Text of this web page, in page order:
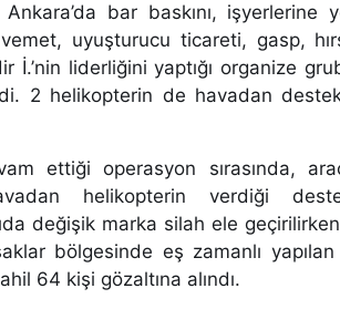
bar baskını, işyerlerine
uyuşturucu ticareti, gasp,
İ.’nin liderliğini yaptığı organize
2 helikopterin de havadan
ettiği operasyon sırasında,
helikopterin verdiği
değişik marka silah ele
bölgesinde eş zamanlı
64 kişi gözaltına alındı.